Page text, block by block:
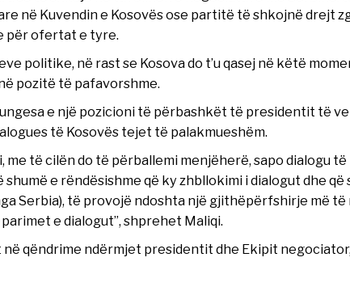
në Kuvendin e Kosovës ose partitë të shkojnë drejt
për ofertat e tyre.
politike, në rast se Kosova do t’u qasej në këtë
pozitë të pafavorshme.
e një pozicioni të përbashkët të presidentit të
të Kosovës tejet të palakmueshëm.
me të cilën do të përballemi menjëherë, sapo dialogu
shumë e rëndësishme që ky zhbllokimi i dialogut dhe
Serbia), të provojë ndoshta një gjithëpërfshirje më të
e dialogut”, shprehet Maliqi.
në qëndrime ndërmjet presidentit dhe Ekipit